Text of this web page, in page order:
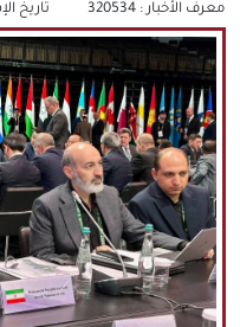
عناوين الأخبار
الثقافة والمجتمع
اقتصاد
سياسة
الوسائط المتعددة
|فارسي|
English
|
|עברית|
|中文
معرف الأخبار : 320534 تاريخ